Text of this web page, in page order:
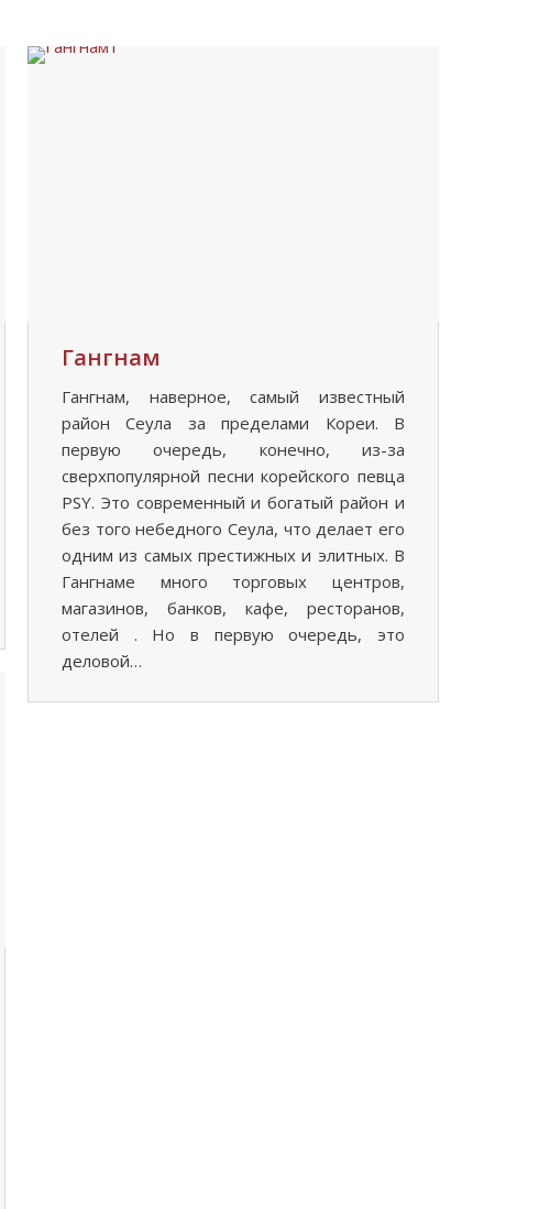
Гангнам
Гангнам, наверное, самый известный
район Сеула за пределами Кореи. В
первую очередь, конечно, из-за
сверхпопулярной песни корейского певца
PSY. Это современный и богатый район и
без того небедного Сеула, что делает его
одним из самых престижных и элитных. В
Гангнаме много торговых центров,
магазинов, банков, кафе, ресторанов,
отелей . Но в первую очередь, это
деловой…